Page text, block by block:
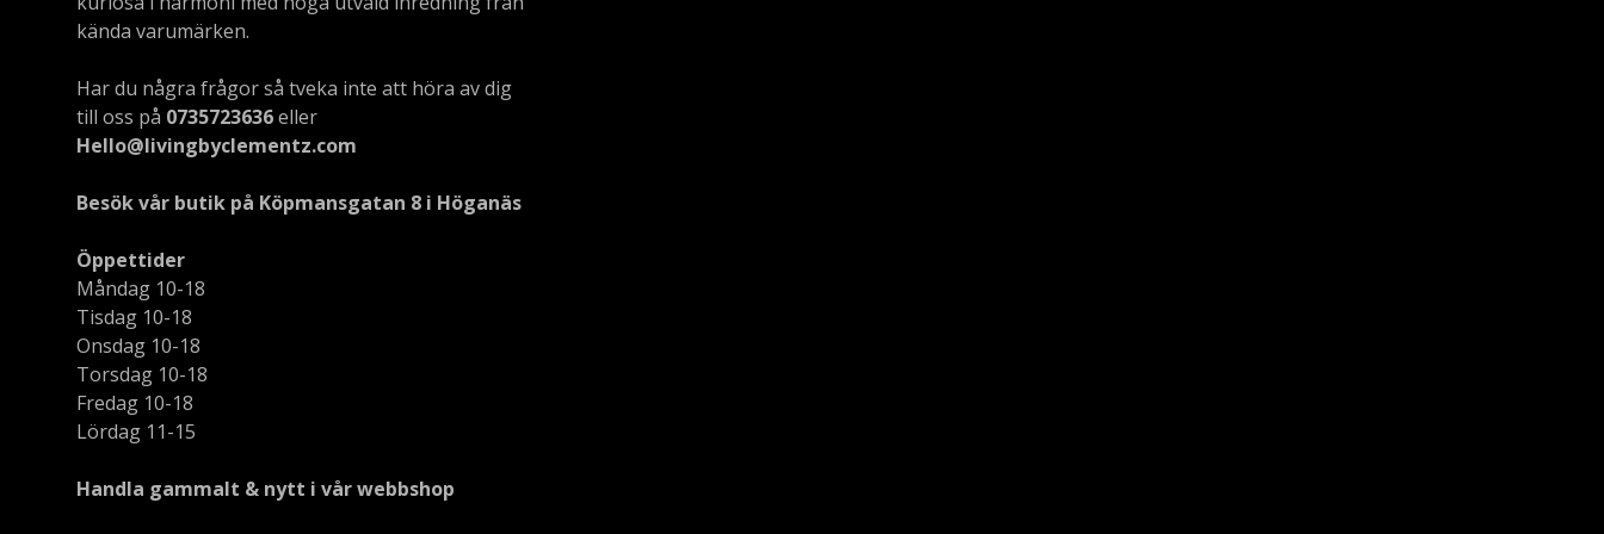
kända varumärken.
Har du några frågor så tveka inte att höra av dig
till oss på 0735723636eller
Hello@livingbyclementz.com
Besök vår butik på Köpmansgatan 8 i Höganäs
Öppettider
Måndag 10-18
Tisdag 10-18
Onsdag 10-18
Torsdag 10-18
Fredag 10-18
Lördag 11-15
Handla gammalt & nytt i vår webbshop